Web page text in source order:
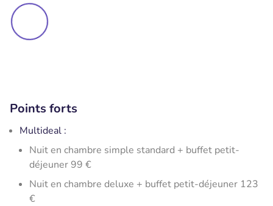
Points forts
Multideal :
Nuit en chambre simple standard + buffet petit-
déjeuner 99 €
Nuit en chambre deluxe + buffet petit-déjeuner 123
€